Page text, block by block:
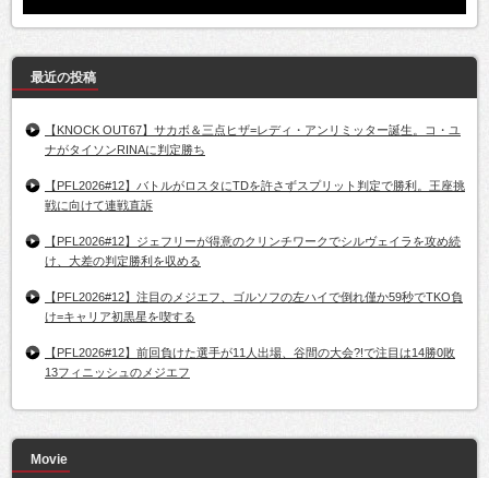
最近の投稿
【KNOCK OUT67】サカボ＆三点ヒザ=レディ・アンリミッター誕生。コ・ユ
ナがタイソンRINAに判定勝ち
【PFL2026#12】バトルがロスタにTDを許さずスプリット判定で勝利。王座挑
戦に向けて連戦直訴
【PFL2026#12】ジェフリーが得意のクリンチワークでシルヴェイラを攻め続
け、大差の判定勝利を収める
【PFL2026#12】注目のメジエフ、ゴルソフの左ハイで倒れ僅か59秒でTKO負
け=キャリア初黒星を喫する
【PFL2026#12】前回負けた選手が11人出場、谷間の大会?!で注目は14勝0敗
13フィニッシュのメジエフ
Movie